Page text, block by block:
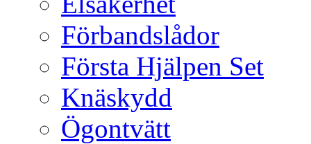
Förbandslådor
Första Hjälpen Set
Knäskydd
Ögontvätt